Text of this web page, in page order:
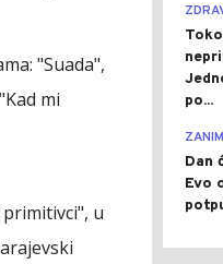
"Suada",
mi
u
po...
Dan
Evo